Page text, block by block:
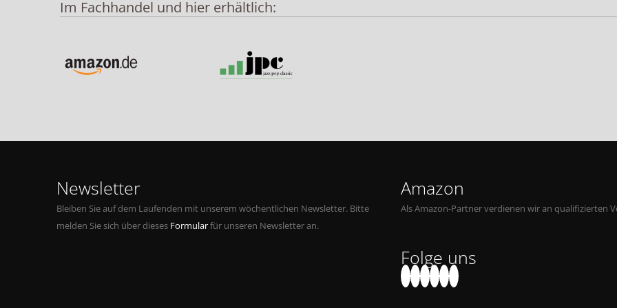
Im Fachhandel und hier erhältlich:
Newsletter
Bleiben Sie auf dem Laufenden mit unserem wöchentlichen Newsletter. Bitte
melden Sie sich über dieses Formularfür unseren Newsletter an.
Amazon
Als Amazon-Partner verdienen wir an qualifizierten
Folge uns